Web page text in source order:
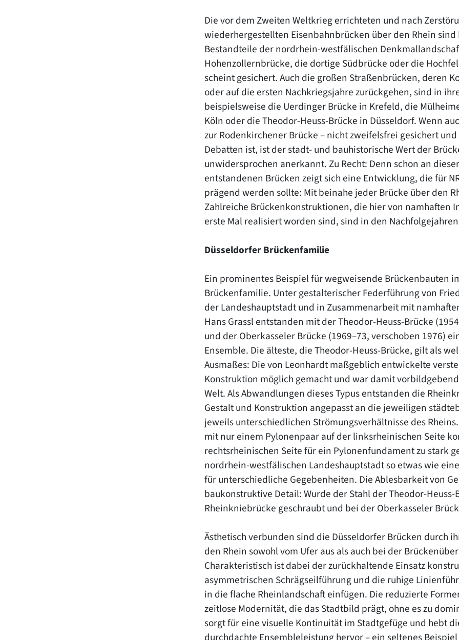
Die vor dem Zweiten Weltkrieg errichteten und nach
wiederhergestellten Eisenbahnbrücken über den Rhein
Bestandteile der nordrhein-westfälischen
Hohenzollernbrücke, die dortige Südbrücke oder die
scheint gesichert. Auch die großen Straßenbrücken, deren
oder auf die ersten Nachkriegsjahre zurückgehen, sind in
beispielsweise die Uerdinger Brücke in Krefeld, die
Köln oder die Theodor-Heuss-Brücke in Düsseldorf. Wenn
zur Rodenkirchener Brücke – nicht zweifelsfrei gesichert
Debatten ist, ist der stadt- und bauhistorische Wert der
unwidersprochen anerkannt. Zu Recht: Denn schon an
entstandenen Brücken zeigt sich eine Entwicklung, die für
prägend werden sollte: Mit beinahe jeder Brücke über den
Zahlreiche Brückenkonstruktionen, die hier von namhaften
erste Mal realisiert worden sind, sind in den
Düsseldorfer Brückenfamilie
Ein prominentes Beispiel für wegweisende Brückenbauten
Brückenfamilie. Unter gestalterischer Federführung von
der Landeshauptstadt und in Zusammenarbeit mit
Hans Grassl entstanden mit der Theodor-Heuss-Brücke
und der Oberkasseler Brücke (1969–73, verschoben 1976)
Ensemble. Die älteste, die Theodor-Heuss-Brücke, gilt als
Ausmaßes: Die von Leonhardt maßgeblich entwickelte
Konstruktion möglich gemacht und war damit
Welt. Als Abwandlungen dieses Typus entstanden die
Gestalt und Konstruktion angepasst an die jeweiligen
jeweils unterschiedlichen Strömungsverhältnisse des
mit nur einem Pylonenpaar auf der linksrheinischen Seite
rechtsrheinischen Seite für ein Pylonenfundament zu stark
nordrhein-westfälischen Landeshauptstadt so etwas wie
für unterschiedliche Gegebenheiten. Die Ablesbarkeit von
baukonstruktive Detail: Wurde der Stahl der Theodor-
Rheinkniebrücke geschraubt und bei der Oberkasseler
Ästhetisch verbunden sind die Düsseldorfer Brücken durch
den Rhein sowohl vom Ufer aus als auch bei der
Charakteristisch ist dabei der zurückhaltende Einsatz
asymmetrischen Schrägseilführung und die ruhige
in die flache Rheinlandschaft einfügen. Die reduzierte
zeitlose Modernität, die das Stadtbild prägt, ohne es zu
sorgt für eine visuelle Kontinuität im Stadtgefüge und hebt